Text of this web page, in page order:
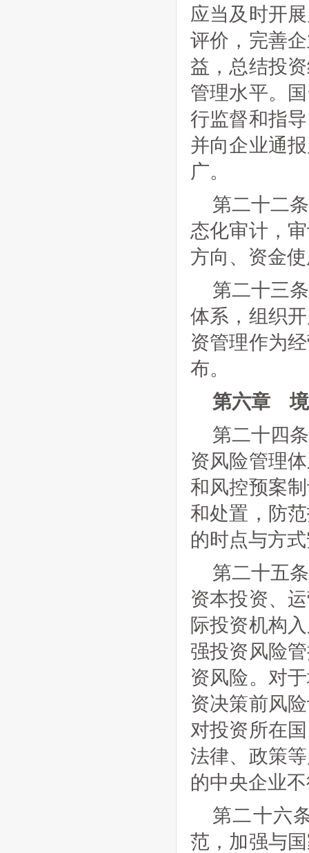
应当及时开
评价，完善
益，总结投
管理水平。
行监督和指
并向企业通
广。
第二十二
态化审计，
方向、资金
第二十三
体系，组织
资管理作为
布。
第六章 境
第二十四
资风险管理
和风控预案
和处置，防
的时点与方
第二十五
资本投资、
际投资机构
强投资风险
资风险。对
资决策前风
对投资所在
法律、政策
的中央企业
第二十六
范，加强与